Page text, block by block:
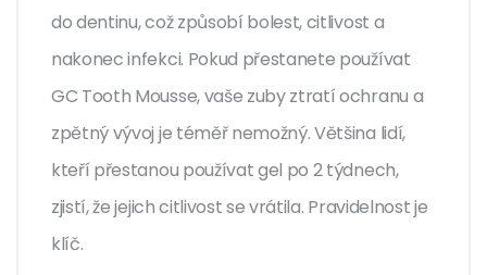
do dentinu, což způsobí bolest, citlivost a
nakonec infekci. Pokud přestanete používat
GC Tooth Mousse, vaše zuby ztratí ochranu a
zpětný vývoj je téměř nemožný. Většina lidí,
kteří přestanou používat gel po 2 týdnech,
zjistí, že jejich citlivost se vrátila. Pravidelnost je
klíč.